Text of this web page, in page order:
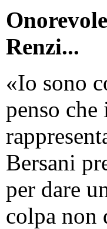
Renzi...
«Io sono
penso
Bersani
per dare
colpa non